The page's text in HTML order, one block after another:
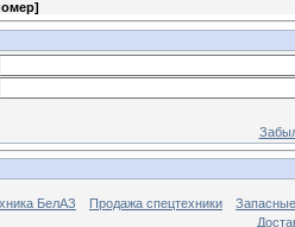
]
БелАЗ Продажа спецтехники